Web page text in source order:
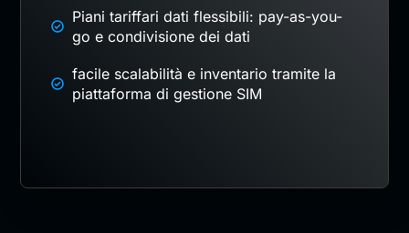
Piani tariffari dati flessibili: pay-as-you-
go e condivisione dei dati
facile scalabilità e inventario tramite la
piattaforma di gestione SIM